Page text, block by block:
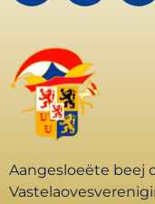
Aangesloeëte beej